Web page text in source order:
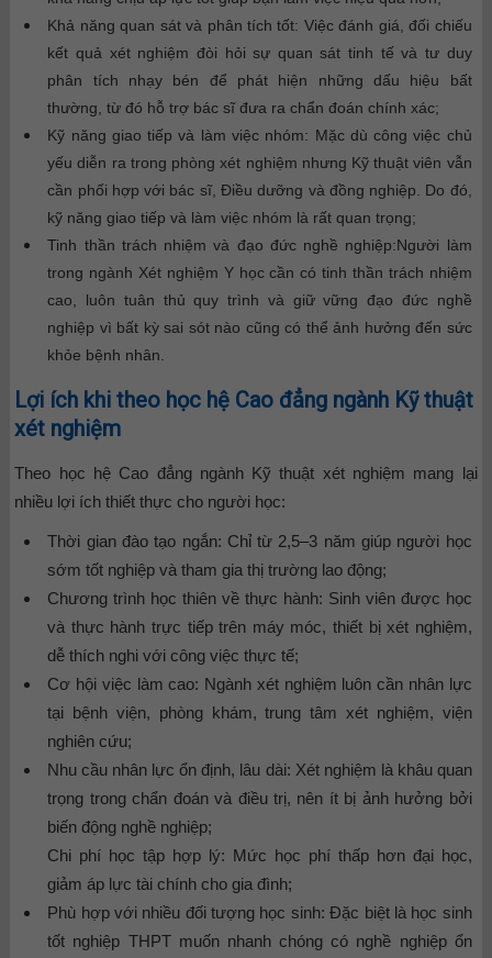
Khả năng quan sát và phân tích tốt: Việc đánh giá, đối chiếu
kết quả xét nghiệm đòi hỏi sự quan sát tinh tế và tư duy
phân tích nhạy bén để phát hiện những dấu hiệu bất
thường, từ đó hỗ trợ bác sĩ đưa ra chẩn đoán chính xác;
Kỹ năng giao tiếp và làm việc nhóm: Mặc dù công việc chủ
yếu diễn ra trong phòng xét nghiệm nhưng Kỹ thuật viên vẫn
cần phối hợp với bác sĩ, Điều dưỡng và đồng nghiệp. Do đó,
kỹ năng giao tiếp và làm việc nhóm là rất quan trọng;
Tinh thần trách nhiệm và đạo đức nghề nghiệp:Người làm
trong ngành Xét nghiệm Y học cần có tinh thần trách nhiệm
cao, luôn tuân thủ quy trình và giữ vững đạo đức nghề
nghiệp vì bất kỳ sai sót nào cũng có thể ảnh hưởng đến sức
khỏe bệnh nhân.
Lợi ích khi theo học hệ Cao đẳng ngành Kỹ thuật
xét nghiệm
Theo học hệ Cao đẳng ngành Kỹ thuật xét nghiệm mang lại
nhiều lợi ích thiết thực cho người học:
Thời gian đào tạo ngắn: Chỉ từ 2,5–3 năm giúp người học
sớm tốt nghiệp và tham gia thị trường lao động;
Chương trình học thiên về thực hành: Sinh viên được học
và thực hành trực tiếp trên máy móc, thiết bị xét nghiệm,
dễ thích nghi với công việc thực tế;
Cơ hội việc làm cao: Ngành xét nghiệm luôn cần nhân lực
tại bệnh viện, phòng khám, trung tâm xét nghiệm, viện
nghiên cứu;
Nhu cầu nhân lực ổn định, lâu dài: Xét nghiệm là khâu quan
trọng trong chẩn đoán và điều trị, nên ít bị ảnh hưởng bởi
biến động nghề nghiệp;
Chi phí học tập hợp lý: Mức học phí thấp hơn đại học,
giảm áp lực tài chính cho gia đình;
Phù hợp với nhiều đối tượng học sinh: Đặc biệt là học sinh
tốt nghiệp THPT muốn nhanh chóng có nghề nghiệp ổn